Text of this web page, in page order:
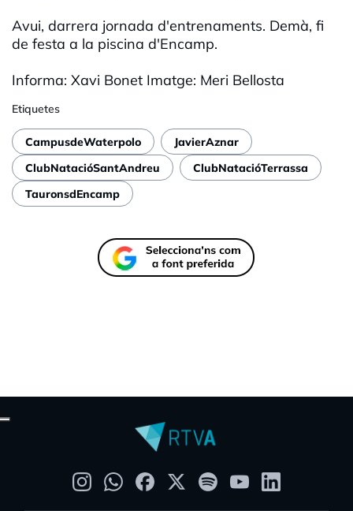
Avui, darrera jornada d'entrenaments. Demà, fi
de festa a la piscina d'Encamp.
Informa: Xavi Bonet Imatge: Meri Bellosta
Etiquetes
CampusdeWaterpolo
JavierAznar
ClubNatacióSantAndreu
ClubNatacióTerrassa
TauronsdEncamp